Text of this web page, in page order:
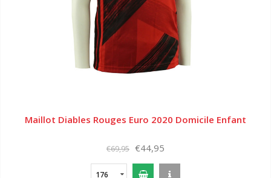
Maillot Diables Rouges Euro 2020 Domicile Enfant
€69,95 €44,95
176